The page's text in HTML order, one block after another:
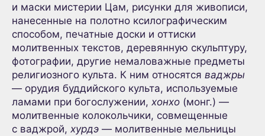
и маски мистерии Цам, рисунки для живописи,
нанесенные на полотно ксилографическим
способом, печатные доски и оттиски
молитвенных текстов, деревянную скульптуру,
фотографии, другие немаловажные предметы
религиозного культа. К ним относятся ваджры
— орудия буддийского культа, используемые
ламами при богослужении, хонхо (монг.) —
молитвенные колокольчики, совмещенные
с ваджрой, хурдэ — молитвенные мельницы